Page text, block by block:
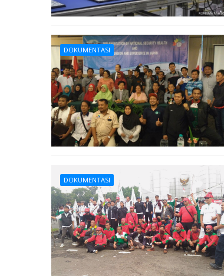
DOKUMENTASI
DOKUMENTASI